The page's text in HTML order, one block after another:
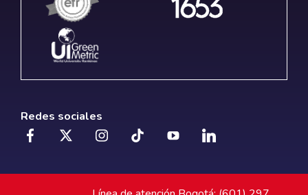
Redes sociales